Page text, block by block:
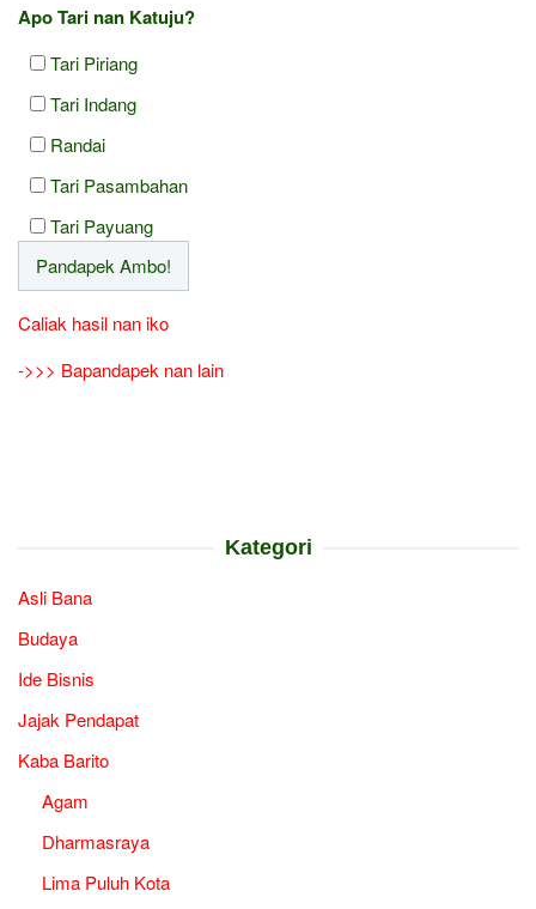
Apo Tari nan Katuju?
Tari Piriang
Tari Indang
Randai
Tari Pasambahan
Tari Payuang
Caliak hasil nan iko
->>> Bapandapek nan lain
Kategori
Asli Bana
Budaya
Ide Bisnis
Jajak Pendapat
Kaba Barito
Agam
Dharmasraya
Lima Puluh Kota